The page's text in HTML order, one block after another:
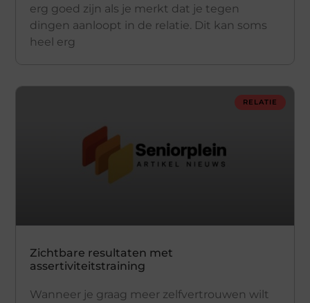
erg goed zijn als je merkt dat je tegen
dingen aanloopt in de relatie. Dit kan soms
heel erg
RELATIE
Zichtbare resultaten met
assertiviteitstraining
Wanneer je graag meer zelfvertrouwen wilt